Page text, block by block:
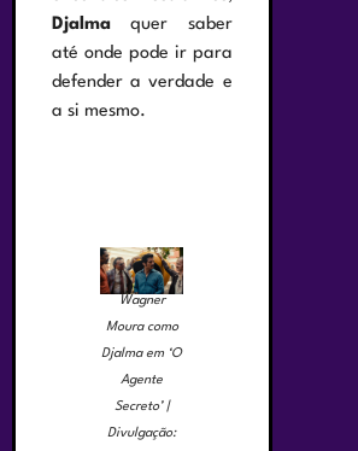
Djalmaquer saber
até onde pode ir para
defender a verdade e
a si mesmo.
Wagner
Moura como
Djalma em ‘O
Agente
Secreto’ |
Divulgação: